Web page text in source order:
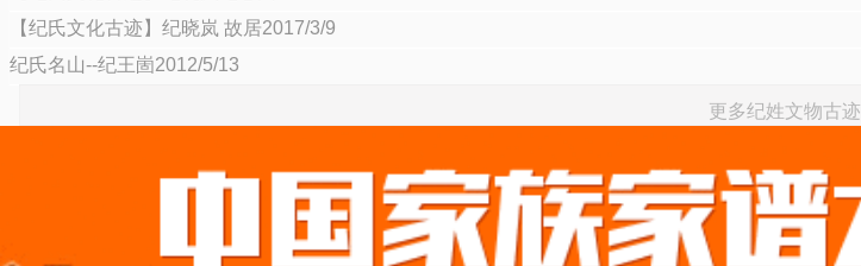
【纪氏文化古迹】纪晓岚 故居2017/3/9
纪氏名山--纪王崮2012/5/13
更多纪姓文物古迹